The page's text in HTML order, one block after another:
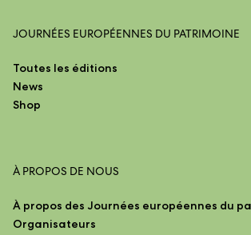
JOURNÉES EUROPÉENNES DU PATRIMOINE
Toutes les éditions
News
Shop
À PROPOS DE NOUS
À propos des Journées européennes du
Organisateurs